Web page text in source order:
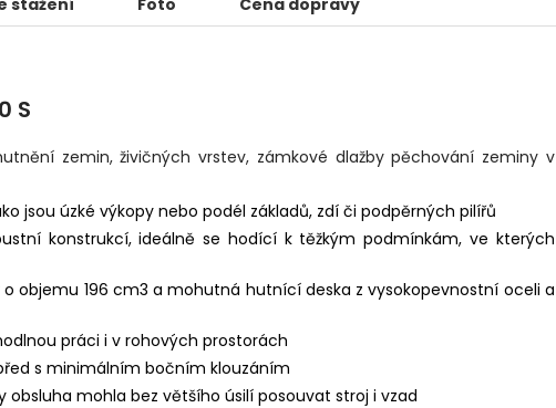
stažení Foto Cena dopravy
S
zemin, živičných vrstev, zámkové dlažby pěchování zeminy v
jsou úzké výkopy nebo podél základů, zdí či podpěrných pilířů
konstrukcí, ideálně se hodící k těžkým podmínkám, ve kterých
objemu 196 cm3 a mohutná hutnící deska z vysokopevnostní oceli a
práci i v rohových prostorách
s minimálním bočním klouzáním
mohla bez většího úsilí posouvat stroj i vzad